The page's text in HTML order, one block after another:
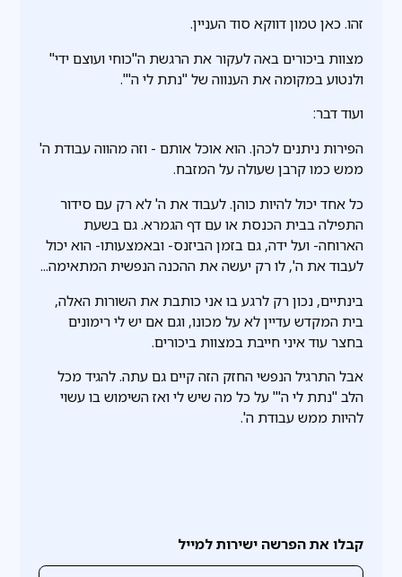
קבלו את הפרשה ישירות למייל
זהו. כאן טמון דווקא סוד העניין.
מצוות ביכורים באה לעקור את הרגשת ה"כוחי ועוצם ידי"
ולנטוע במקומה את הענווה של "נתת לי ה'".
ועוד דבר:
הפירות ניתנים לכהן. הוא אוכל אותם - וזה מהווה עבודת ה'
ממש כמו קרבן שעולה על המזבח.
כל אחד יכול להיות כוהן. לעבוד את ה' לא רק עם סידור
התפילה בבית הכנסת או עם דף הגמרא. גם בשעת
הארוחה- ועל ידה, גם בזמן הביזנס- ובאמצעותו- הוא יכול
לעבוד את ה', לו רק יעשה את ההכנה הנפשית המתאימה...
בינתיים, נכון רק לרגע בו אני כותבת את השורות האלה,
בית המקדש עדיין לא על מכונו, וגם אם יש לי רימונים
בחצר עוד איני חייבת במצוות ביכורים.
אבל התרגיל הנפשי החזק הזה קיים גם עתה. להגיד מכל
הלב "נתת לי ה'" על כל מה שיש לי ואז השימוש בו עשוי
להיות ממש עבודת ה'.